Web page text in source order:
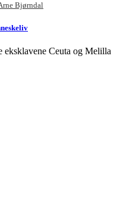
Bjørndal
eksklavene Ceuta og Melilla